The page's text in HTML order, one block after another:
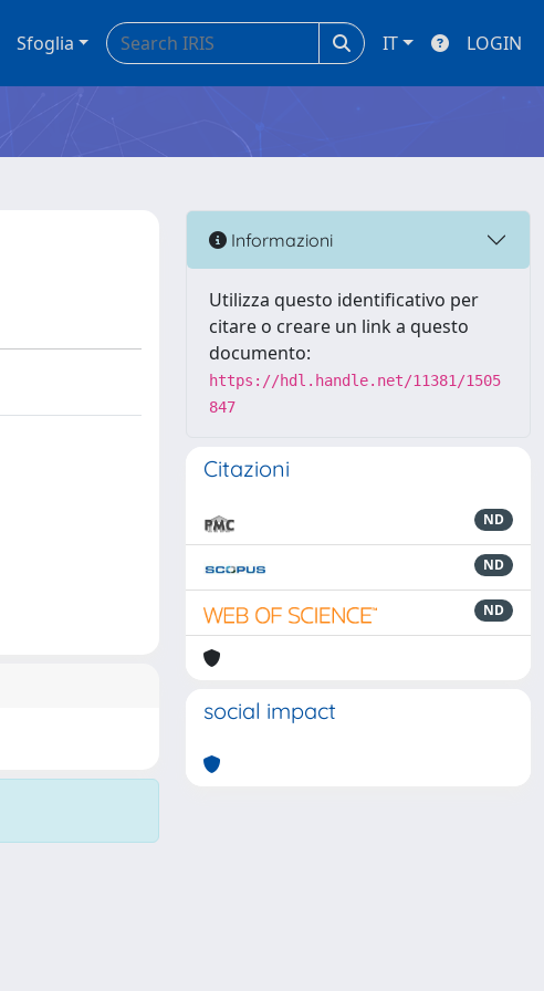
Sfoglia IT LOGIN
Informazioni
Utilizza questo identificativo per
citare o creare un link a questo
documento:
https://hdl.handle.net/11381/1505
847
Citazioni
ND
ND
ND
social impact